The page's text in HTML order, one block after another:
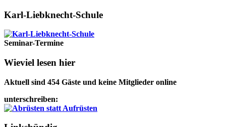
Karl-Liebknecht-­Schule
Seminar-Termine
Wieviel lesen hier
Aktuell sind 454 Gäste und keine Mitglieder online
unterschreiben: